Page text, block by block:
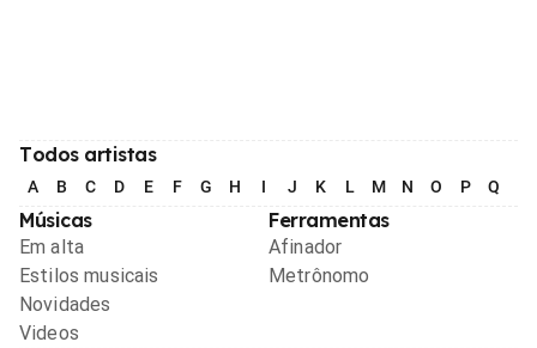
Todos artistas
A B C D E F G H I J K L M N O P Q
Músicas
Em alta
Estilos musicais
Novidades
Videos
Ferramentas
Afinador
Metrônomo